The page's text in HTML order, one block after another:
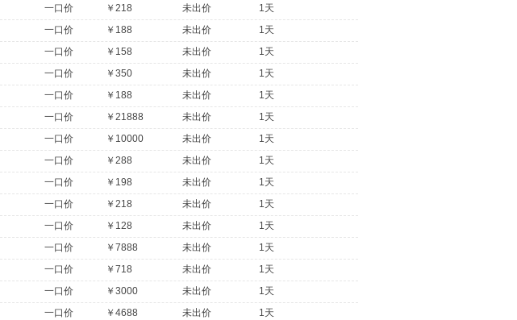
一口价 ￥218 未出价
1天
一口价 ￥188 未出价
1天
一口价 ￥158 未出价
1天
一口价 ￥350 未出价
1天
一口价 ￥188 未出价
1天
一口价 ￥21888 未出价
1天
一口价 ￥10000 未出价
1天
一口价 ￥288 未出价
1天
一口价 ￥198 未出价
1天
一口价 ￥218 未出价
1天
一口价 ￥128 未出价
1天
一口价 ￥7888 未出价
1天
一口价 ￥718 未出价
1天
一口价 ￥3000 未出价
1天
一口价 ￥4688 未出价
1天